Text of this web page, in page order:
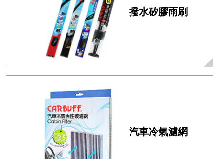
撥水矽膠雨刷
汽車冷氣濾網